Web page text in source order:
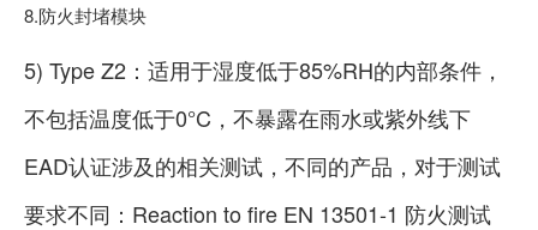
8.防火封堵模块
5) Type Z2：适用于湿度低于85%RH的内部条件，
不包括温度低于0°C，不暴露在雨水或紫外线下
EAD认证涉及的相关测试，不同的产品，对于测试
要求不同：Reaction to fire EN 13501-1 防火测试